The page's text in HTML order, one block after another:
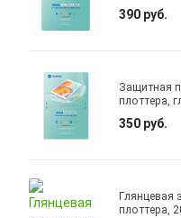
390 руб.
Защитная
плоттера,
350 руб.
Глянцевая
плоттера,